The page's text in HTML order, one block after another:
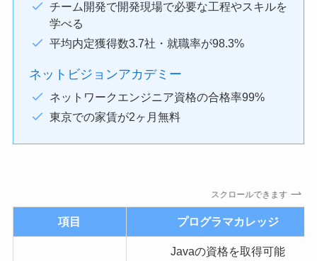
チーム開発で開発現場で必要な工程やスキルを
学べる
平均内定獲得数3.7社・就職率が98.3%
ネットビジョンアカデミー
ネットワークエンジニア資格の合格率99%
東京での家賃が2ヶ月無料
スクロールできます
項目 プログラマカレッジ
Javaの資格を取得可能